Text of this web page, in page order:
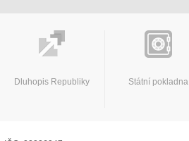
Dluhopis Republiky Státní pokladna